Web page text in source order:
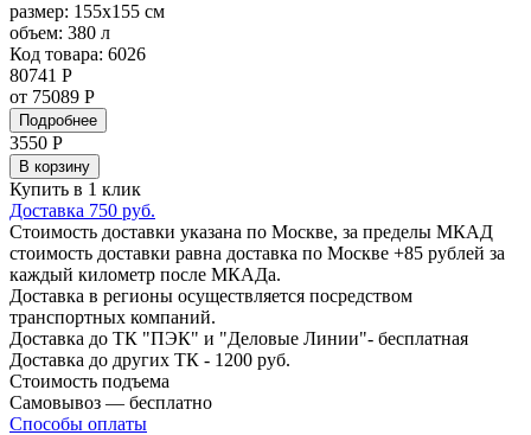
размер: 155x155 см
объем: 380 л
Код товара: 6026
80741 Р
от 75089 Р
Подробнее
3550 Р
В корзину
Купить в 1 клик
Доставка 750 руб.
Стоимость доставки указана по Москве, за пределы МКАД
стоимость доставки равна доставка по Москве +85 рублей за
каждый километр после МКАДа.
Доставка в регионы осуществляется посредством
транспортных компаний.
Доставка до ТК "ПЭК" и "Деловые Линии"- бесплатная
Доставка до других ТК - 1200 руб.
Стоимость подъема
Самовывоз — бесплатно
Способы оплаты